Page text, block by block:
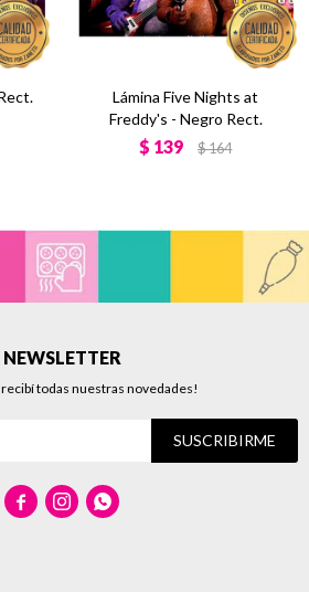
Lámina Five Nights at
Freddy's - Negro Rect.
$ 139 $164
NEWSLETTER
recibí todas nuestras novedades!
SUSCRIBIRME
  